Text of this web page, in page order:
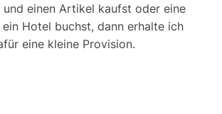
einen Artikel kaufst oder eine
ein Hotel buchst, dann erhalte ich
eine kleine Provision.